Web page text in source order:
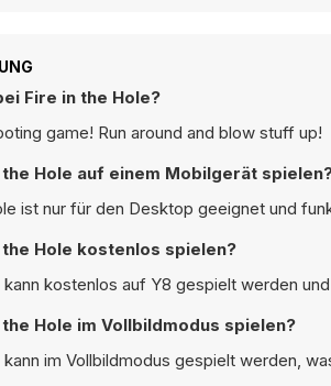
Fire in the Hole?
game! Run around and blow stuff up!
the Hole auf einem Mobilgerät
ist nur für den Desktop geeignet und
the Hole kostenlos spielen?
kann kostenlos auf Y8 gespielt werden
the Hole im Vollbildmodus spielen?
kann im Vollbildmodus gespielt werden,